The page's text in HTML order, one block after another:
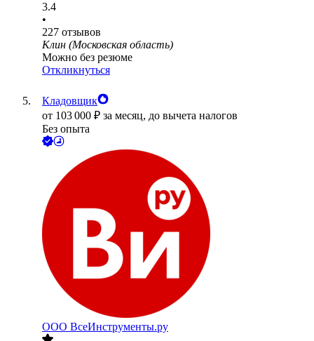
3.4
•
227 отзывов
Клин (Московская область)
Можно без резюме
Откликнуться
Кладовщик
от 103 000 ₽ за месяц, до вычета налогов
Без опыта
ООО ВсеИнструменты.ру